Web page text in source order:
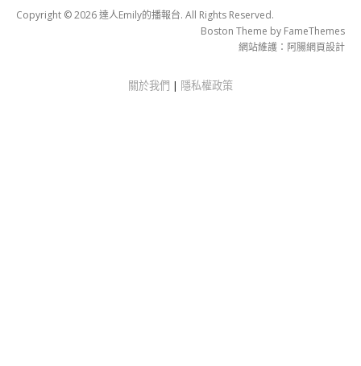
Copyright © 2026 達人Emily的播報台. All Rights Reserved.
Boston Theme by FameThemes
網站維護： 阿腸網頁設計
關於我們 | 隱私權政策